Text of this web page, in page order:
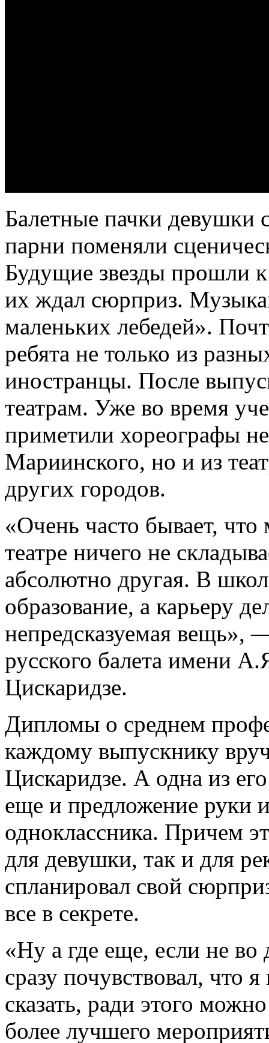
Балетные пачки девушки
парни поменяли
Будущие звезды прошли
их ждал сюрприз.
маленьких лебедей».
ребята не только из
иностранцы. После
театрам. Уже во время
приметили хореографы
Мариинского, но и из
других городов.
«Очень часто бывает,
театре ничего не
абсолютно другая. В
образование, а карьеру
непредсказуемая вещь»,
русского балета имени
Цискаридзе.
Дипломы о среднем
каждому выпускнику
Цискаридзе. А одна из
еще и предложение руки
одноклассника. Причем
для девушки, так и для
спланировал свой
все в секрете.
«Ну а где еще, если не
сразу почувствовал, что
сказать, ради этого
более лучшего